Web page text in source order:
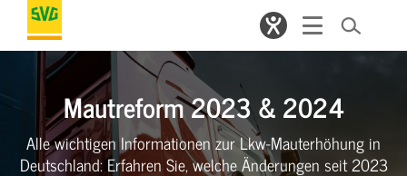
Mautreform 2023 & 2024
Alle wichtigen Informationen zur Lkw-Mauterhöhung in
Deutschland: Erfahren Sie, welche Änderungen seit 2023